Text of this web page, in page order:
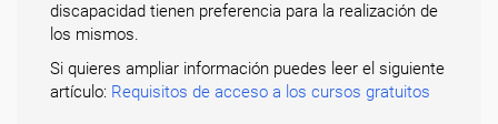
discapacidad tienen preferencia para la realización de
los mismos.
Si quieres ampliar información puedes leer el siguiente
artículo: Requisitos de acceso a los cursos gratuitos